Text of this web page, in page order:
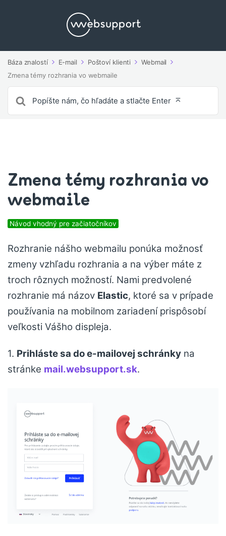
Báza znalostí E-mail Poštoví klienti
Webmail
Zmena témy rozhrania vo webmaile
pre
Zmena témy rozhrania vo
webmaile
Návod vhodný pre začiatočníkov
Rozhranie nášho webmailu ponúka možnosť
zmeny vzhľadu rozhrania a na výber máte z
troch rôznych možností. Nami predvolené
rozhranie má názov Elastic, ktoré sa v prípade
používania na mobilnom zariadení prispôsobí
veľkosti Vášho displeja.
1. Prihláste sa do e-mailovej schránky na
stránke mail.websupport.sk.